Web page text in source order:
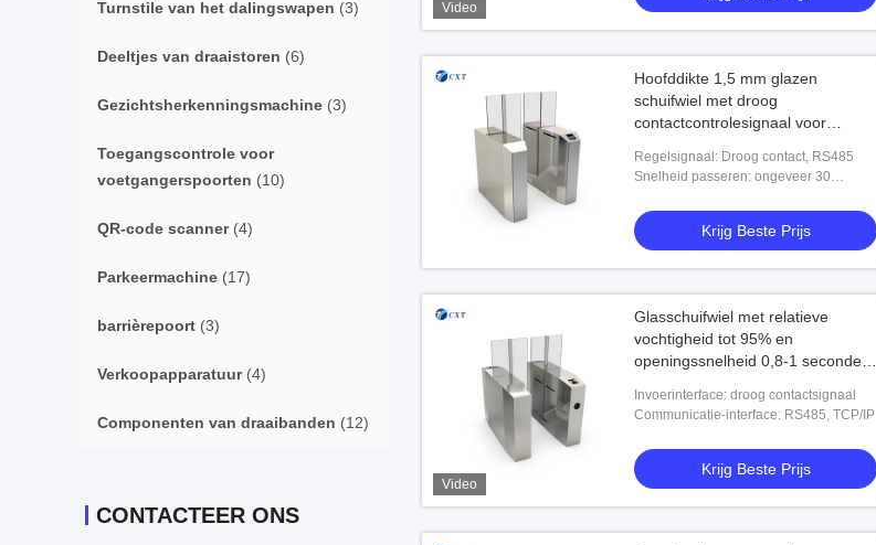
Turnstile van het dalingswapen (3)
Deeltjes van draaistoren (6)
Gezichtsherkenningsmachine (3)
Toegangscontrole voor
voetgangerspoorten (10)
QR-code scanner(4)
Parkeermachine (17)
barrièrepoort (3)
Verkoopapparatuur(4)
Componenten van draaibanden (12)
CONTACTEER ONS
Video
Hoofddikte 1,5 mm glazen
schuifwiel met droog
contactcontrolesignaal voor
toegangsbeheer
Regelsignaal: Droog contact, RS485
Snelheid passeren: ongeveer 30
Krijg Beste Prijs
Video
Glasschuifwiel met relatieve
vochtigheid tot 95% en
openingssnelheid 0,8-1 seconde
Invoerinterface: droog contactsignaal
Communicatie-interface: RS485, TCP/IP
Krijg Beste Prijs